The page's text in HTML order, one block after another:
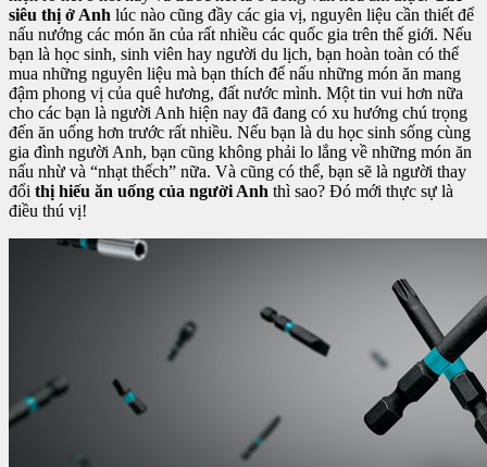
siêu thị ở Anh lúc nào cũng đầy các gia vị, nguyên liệu cần thiết để
nấu nướng các món ăn của rất nhiều các quốc gia trên thế giới. Nếu
bạn là học sinh, sinh viên hay người du lịch, bạn hoàn toàn có thể
mua những nguyên liệu mà bạn thích để nấu những món ăn mang
đậm phong vị của quê hương, đất nước mình. Một tin vui hơn nữa
cho các bạn là người Anh hiện nay đã đang có xu hướng chú trọng
đến ăn uống hơn trước rất nhiều. Nếu bạn là du học sinh sống cùng
gia đình người Anh, bạn cũng không phải lo lắng về những món ăn
nấu nhừ và “nhạt thếch” nữa. Và cũng có thể, bạn sẽ là người thay
đổi thị hiếu ăn uống của người Anh thì sao? Đó mới thực sự là
điều thú vị!